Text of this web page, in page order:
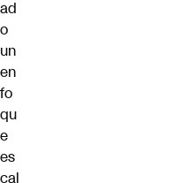
ad
o
un
en
fo
qu
e
es
cal